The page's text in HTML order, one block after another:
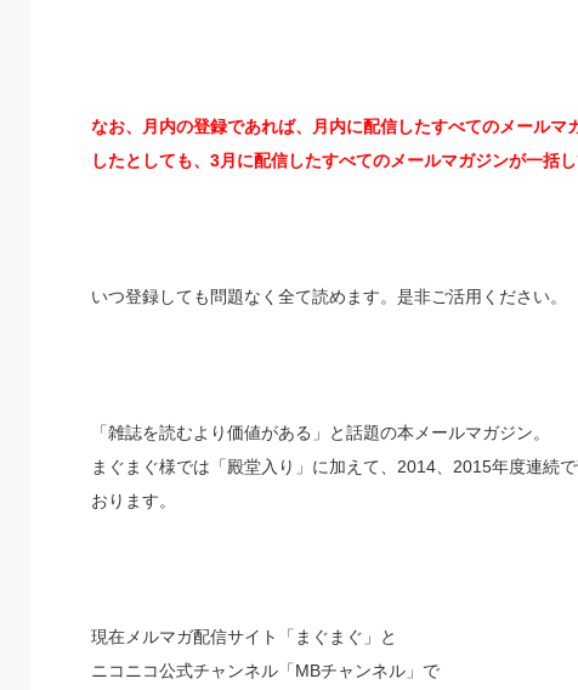
なお、月内の登録であれば、月内に配信したすべてのメール
したとしても、3月に配信したすべてのメールマガジンが一括
いつ登録しても問題なく全て読めます。是非ご活用ください。
「雑誌を読むより価値がある」と話題の本メールマガジン。
まぐまぐ様では「殿堂入り」に加えて、2014、2015年度連続
おります。
現在メルマガ配信サイト「まぐまぐ」と
ニコニコ公式チャンネル「MBチャンネル」で